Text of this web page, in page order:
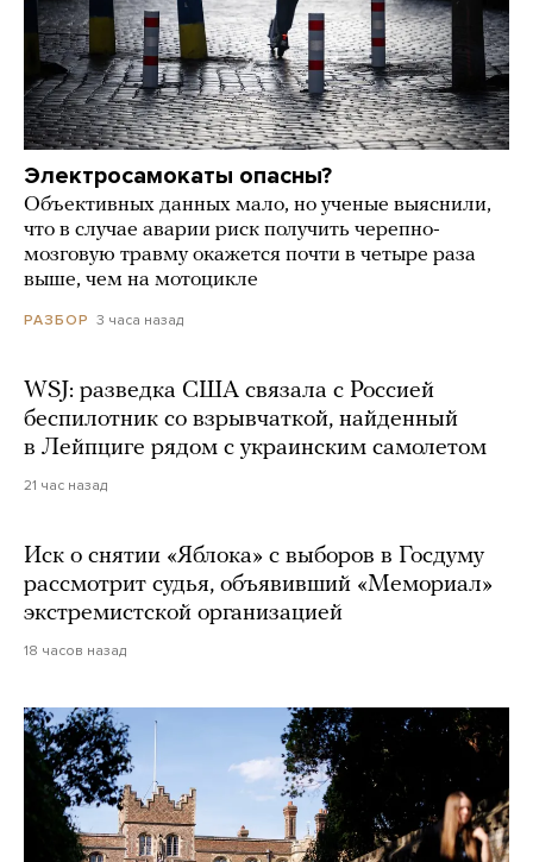
Электросамокаты опасны?
Объективных данных мало, но ученые выяснили,
что в случае аварии риск получить черепно-
мозговую травму окажется почти в четыре раза
выше, чем на мотоцикле
РАЗБОР 3 часа назад
WSJ: разведка США связала с Россией
беспилотник со взрывчаткой, найденный
в Лейпциге рядом с украинским самолетом
21 час назад
Иск о снятии «Яблока» с выборов в Госдуму
рассмотрит судья, объявивший «Мемориал»
экстремистской организацией
18 часов назад